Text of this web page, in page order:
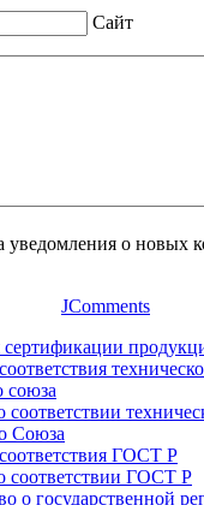
Сайт
уведомления о новых
JComments
союза
соответствии
Союза
ГОСТ Р
соответствии ГОСТ Р
о государственной